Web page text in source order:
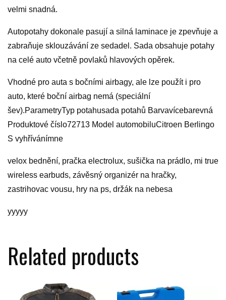
velmi snadná.
Autopotahy dokonale pasují a silná laminace je zpevňuje a
zabraňuje sklouzávání ze sedadel. Sada obsahuje potahy
na celé auto včetně povlaků hlavových opěrek.
Vhodné pro auta s bočními airbagy, ale lze použít i pro
auto, které boční airbag nemá (speciální
šev).ParametryTyp potahusada potahů Barvavícebarevná
Produktové číslo72713 Model automobiluCitroen Berlingo
S vyhřívánímne
velox bednění, pračka electrolux, sušička na prádlo, mi true
wireless earbuds, závěsný organizér na hračky,
zastrihovac vousu, hry na ps, držák na nebesa
yyyyy
Related products